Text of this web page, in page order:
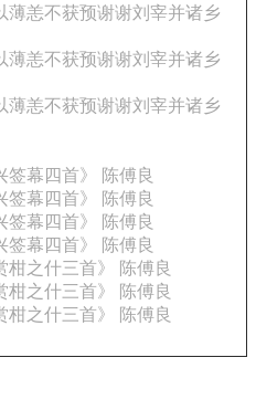
薄恙不获预谢谢刘宰并诸乡
薄恙不获预谢谢刘宰并诸乡
薄恙不获预谢谢刘宰并诸乡
签幕四首》 陈傅良
签幕四首》 陈傅良
签幕四首》 陈傅良
签幕四首》 陈傅良
柑之什三首》 陈傅良
柑之什三首》 陈傅良
柑之什三首》 陈傅良